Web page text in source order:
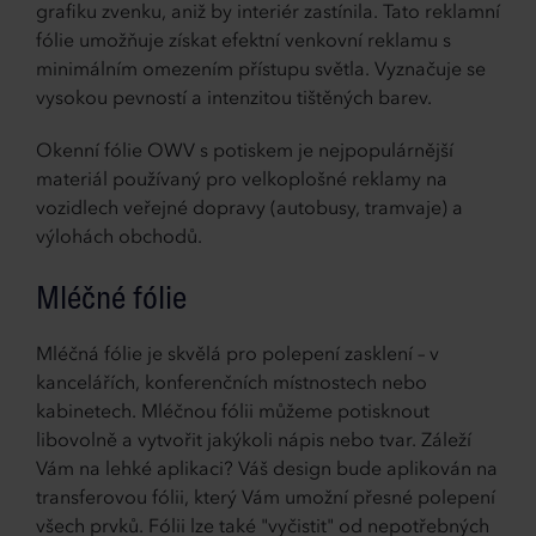
grafiku zvenku, aniž by interiér zastínila. Tato reklamní
fólie umožňuje získat efektní venkovní reklamu s
minimálním omezením přístupu světla. Vyznačuje se
vysokou pevností a intenzitou tištěných barev.
Okenní fólie OWV s potiskem je nejpopulárnější
materiál používaný pro velkoplošné reklamy na
vozidlech veřejné dopravy (autobusy, tramvaje) a
výlohách obchodů.
Mléčné fólie
Mléčná fólie je skvělá pro polepení zasklení – v
kancelářích, konferenčních místnostech nebo
kabinetech. Mléčnou fólii můžeme potisknout
libovolně a vytvořit jakýkoli nápis nebo tvar. Záleží
Vám na lehké aplikaci? Váš design bude aplikován na
transferovou fólii, který Vám umožní přesné polepení
všech prvků. Fólii lze také "vyčistit" od nepotřebných